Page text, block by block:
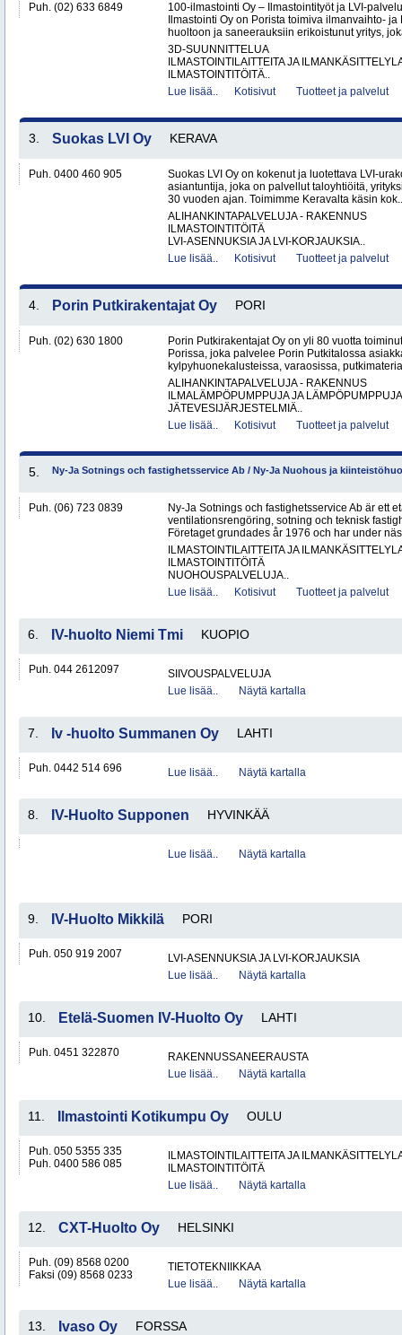
Puh. (02) 633 6849
100-ilmastointi Oy – Ilmastointityöt ja LVI-
Ilmastointi Oy on Porista toimiva ilmanvaihto-
huoltoon ja saneerauksiin erikoistunut yritys,
3D-SUUNNITTELUA
ILMASTOINTILAITTEITA JA
ILMASTOINTITÖITÄ..
Lue lisää..
Kotisivut Tuotteet ja palvelut
3. Suokas LVI Oy KERAVA
Puh. 0400 460 905
Suokas LVI Oy on kokenut ja luotettava LVI-
asiantuntija, joka on palvellut taloyhtiöitä,
30 vuoden ajan. Toimimme Keravalta käsin kok..
ALIHANKINTAPALVELUJA - RAKENNUS
ILMASTOINTITÖITÄ
LVI-ASENNUKSIA JA LVI-KORJAUKSIA..
Lue lisää..
Kotisivut Tuotteet ja palvelut
4. Porin Putkirakentajat Oy PORI
Puh. (02) 630 1800
Porin Putkirakentajat Oy on yli 80 vuotta
Porissa, joka palvelee Porin Putkitalossa
kylpyhuonekalusteissa, varaosissa,
ALIHANKINTAPALVELUJA - RAKENNUS
ILMALÄMPÖPUMPPUJA JA LÄMPÖPUMPPUJA
JÄTEVESIJÄRJESTELMIÄ..
Lue lisää..
Kotisivut Tuotteet ja palvelut
5. Ny-Ja Sotnings och fastighetsservice Ab / Ny-Ja Nuohous ja
Puh. (06) 723 0839
Ny-Ja Sotnings och fastighetsservice Ab är ett
ventilationsrengöring, sotning och teknisk
Företaget grundades år 1976 och har under
ILMASTOINTILAITTEITA JA
ILMASTOINTITÖITÄ
NUOHOUSPALVELUJA..
Lue lisää..
Kotisivut Tuotteet ja palvelut
6. IV-huolto Niemi Tmi KUOPIO
Puh. 044 2612097
SIIVOUSPALVELUJA
Lue lisää..
Näytä kartalla
7. Iv -huolto Summanen Oy LAHTI
Puh. 0442 514 696 Lue lisää.. Näytä kartalla
8. IV-Huolto Supponen HYVINKÄÄ
Lue lisää.. Näytä kartalla
9. IV-Huolto Mikkilä PORI
Puh. 050 919 2007
LVI-ASENNUKSIA JA LVI-KORJAUKSIA
Lue lisää..
Näytä kartalla
10. Etelä-Suomen IV-Huolto Oy LAHTI
Puh. 0451 322870
RAKENNUSSANEERAUSTA
Lue lisää..
Näytä kartalla
11. Ilmastointi Kotikumpu Oy OULU
Puh. 050 5355 335
Puh. 0400 586 085
ILMASTOINTILAITTEITA JA
ILMASTOINTITÖITÄ
Lue lisää..
Näytä kartalla
12. CXT-Huolto Oy HELSINKI
Puh. (09) 8568 0200
Faksi (09) 8568 0233
TIETOTEKNIIKKAA
Lue lisää..
Näytä kartalla
13. Ivaso Oy FORSSA